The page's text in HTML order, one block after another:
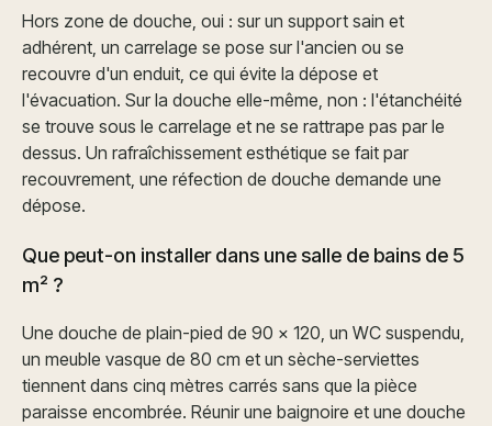
Hors zone de douche, oui : sur un support sain et
adhérent, un carrelage se pose sur l'ancien ou se
recouvre d'un enduit, ce qui évite la dépose et
l'évacuation. Sur la douche elle-même, non : l'étanchéité
se trouve sous le carrelage et ne se rattrape pas par le
dessus. Un rafraîchissement esthétique se fait par
recouvrement, une réfection de douche demande une
dépose.
Que peut-on installer dans une salle de bains de 5
m² ?
Une douche de plain-pied de 90 × 120, un WC suspendu,
un meuble vasque de 80 cm et un sèche-serviettes
tiennent dans cinq mètres carrés sans que la pièce
paraisse encombrée. Réunir une baignoire et une douche